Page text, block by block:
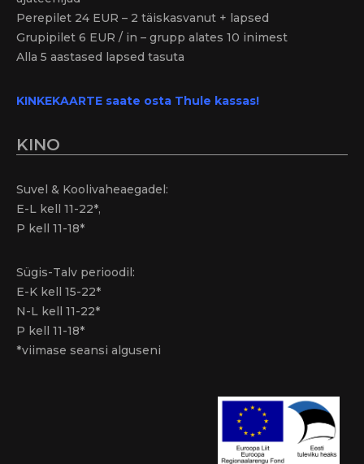
Perepilet 24 EUR – 2 täiskasvanut + lapsed
Grupipilet 6 EUR / in – grupp alates 10 inimest
Alla 5 aastased lapsed tasuta
KINKEKAARTE saate osta Thule kassas!
KINO
Suvel & Koolivaheaegadel:
E-L kell 11-22*,
P kell 11-18*
Sügis-Talv perioodil:
E-K kell 15-22*
N-L kell 11-22*
P kell 11-18*
*viimase seansi alguseni